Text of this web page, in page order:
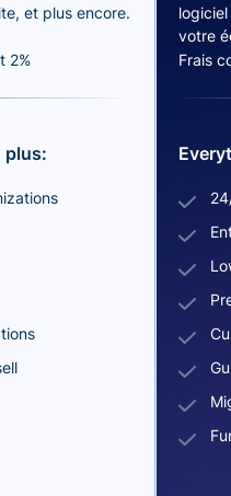
et plus encore.
2%
plus:
votre
Frais